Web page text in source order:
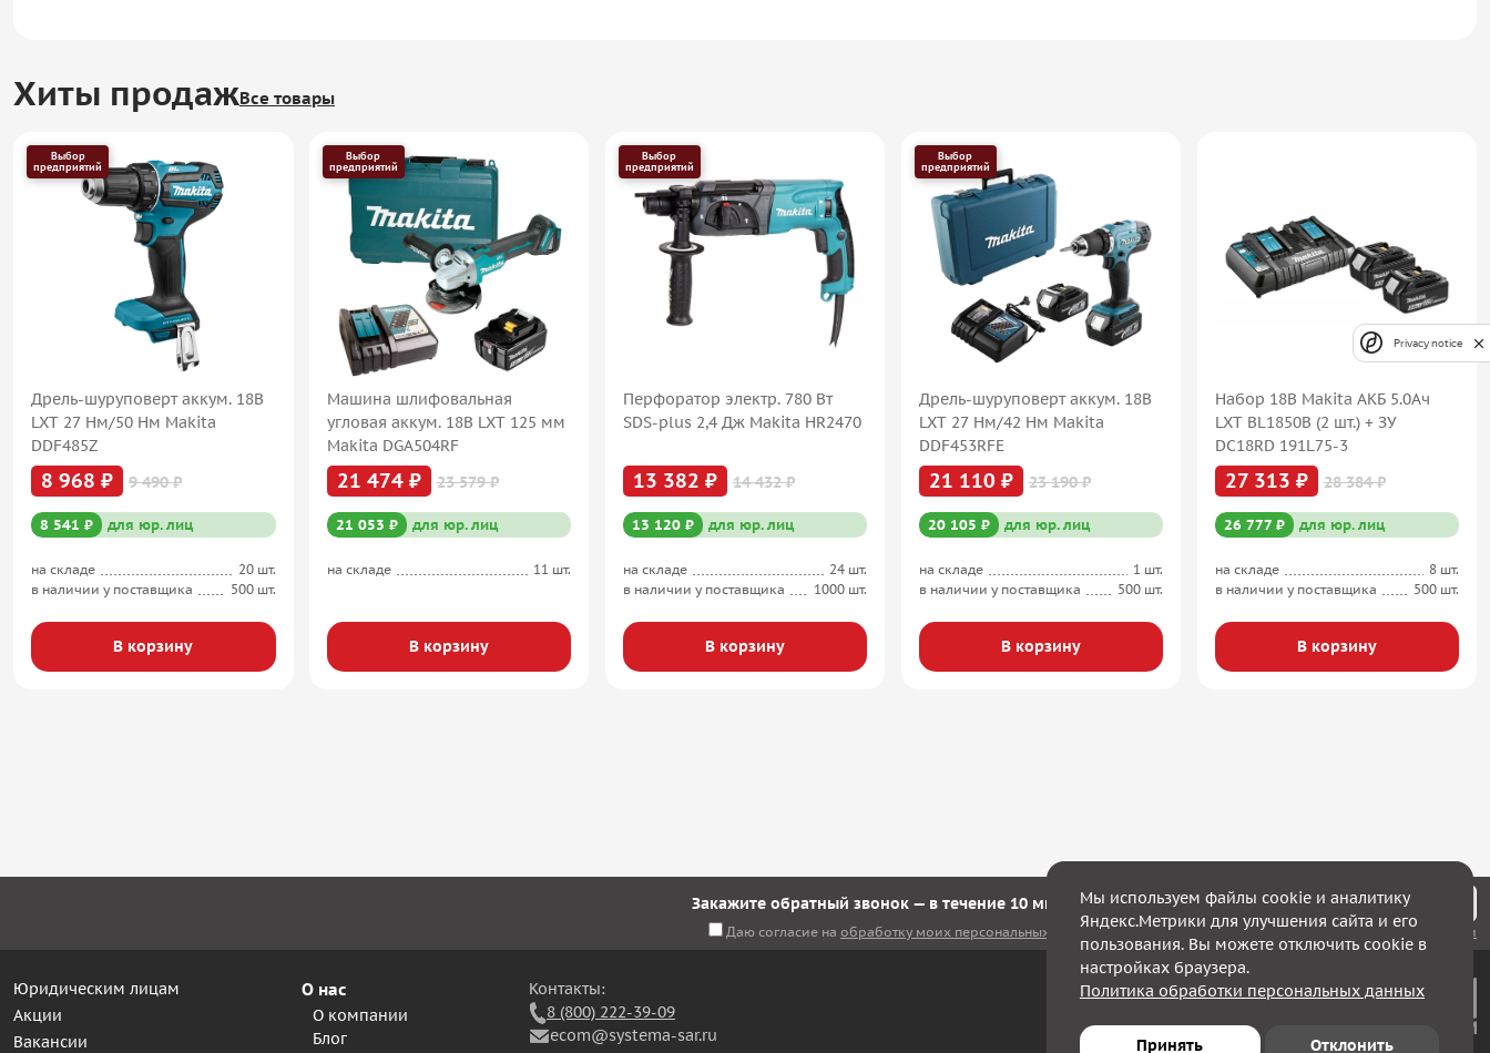
Хиты продажВсе товары
Выбор
предприятий
Дрель-шуруповерт аккум. 18В
LXT 27 Нм/50 Нм Makita
DDF485Z
8 968 ₽ 9 490 ₽
8 541 ₽ для юр. лиц
на складе
20 шт.
в наличии у поставщика
500 шт.
В корзину
Выбор
предприятий
Машина шлифовальная
угловая аккум. 18В LXT 125 мм
Makita DGA504RF
21 474 ₽ 23 579 ₽
21 053 ₽ для юр. лиц
на складе 11 шт.
В корзину
Выбор
предприятий
Перфоратор электр. 780 Вт
SDS-plus 2,4 Дж Makita HR2470
13 382 ₽ 14 432 ₽
13 120 ₽ для юр. лиц
на складе
24 шт.
в наличии у поставщика
1000 шт.
В корзину
Выбор
предприятий
Дрель-шуруповерт аккум. 18В
LXT 27 Нм/42 Нм Makita
DDF453RFE
21 110 ₽ 23 190 ₽
20 105 ₽ для юр. лиц
на складе
1 шт.
в наличии у поставщика
500 шт.
В корзину
Набор 18В Makita АКБ 5.0Ач
LXT BL1850B (2 шт.) + ЗУ
DC18RD 191L75-3
27 313 ₽ 28 384 ₽
26 777 ₽ для юр. лиц
на складе
8 шт.
в наличии у поставщика
500 шт.
В корзину
Закажите обратный звонок — в течение 10 минут мы с Вами свяжемся!
Даю согласие на обработку моих персональных данных, а также соглашаюсь с политикой конфиденциальности
Юридическим лицам
Акции
Вакансии
О нас
О компании
Блог
Контакты:
8 (800) 222-39-09
ecom@systema-sar.ru
Мы используем файлы cookie и аналитику
Яндекс.Метрики для улучшения сайта и его
пользования. Вы можете отключить cookie в
настройках браузера.
Политика обработки персональных данных
Принять Отклонить
Privacy notice